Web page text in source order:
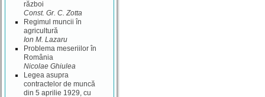
război
Const. Gr. C. Zotta
Regimul muncii în
agricultură
Ion M. Lazaru
Problema meseriilor în
România
Nicolae Ghiulea
Legea asupra
contractelor de muncă
din 5 aprilie 1929, cu